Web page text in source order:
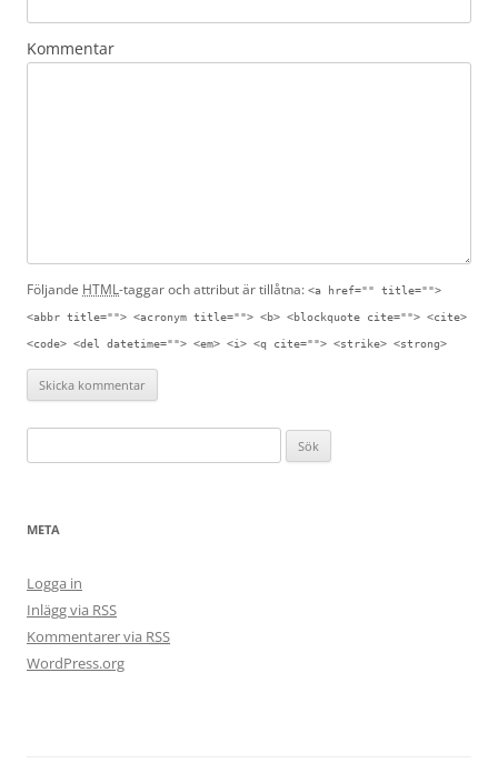
Kommentar
Följande HTML-taggar och attribut är tillåtna: <a href="" title="">
<abbr title=""> <acronym title=""> <b> <blockquote cite=""> <cite>
<code> <del datetime=""> <em> <i> <q cite=""> <strike> <strong>
ö
e
t
e
r
:
META
Logga in
Inlägg via RSS
Kommentarer via RSS
WordPress.org